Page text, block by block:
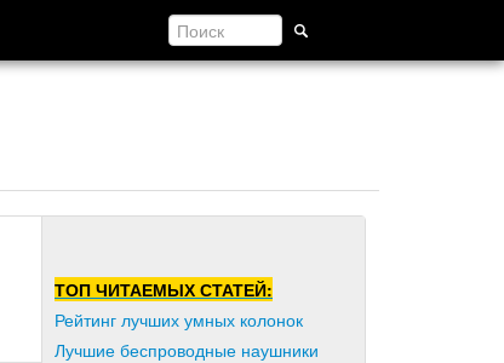
ТОП ЧИТАЕМЫХ СТАТЕЙ:
Рейтинг лучших умных колонок
Лучшие беспроводные наушники